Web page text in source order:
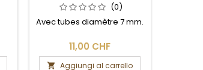
(0)
Avec tubes diamètre 7 mm.
11,00 CHF
 Aggiungi al carrello